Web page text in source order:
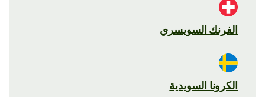
الفرنك السويسري
الكرونا السويدية